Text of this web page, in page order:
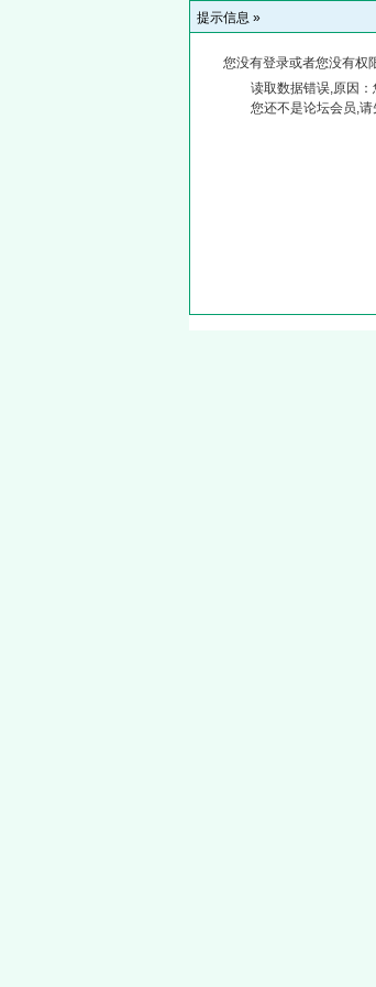
提示信息 »
您没有登录或者您没有权
读取数据错误,原因
您还不是论坛会员,